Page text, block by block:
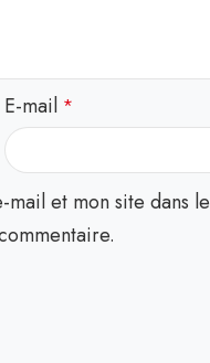
E-mail *
et mon site dans le